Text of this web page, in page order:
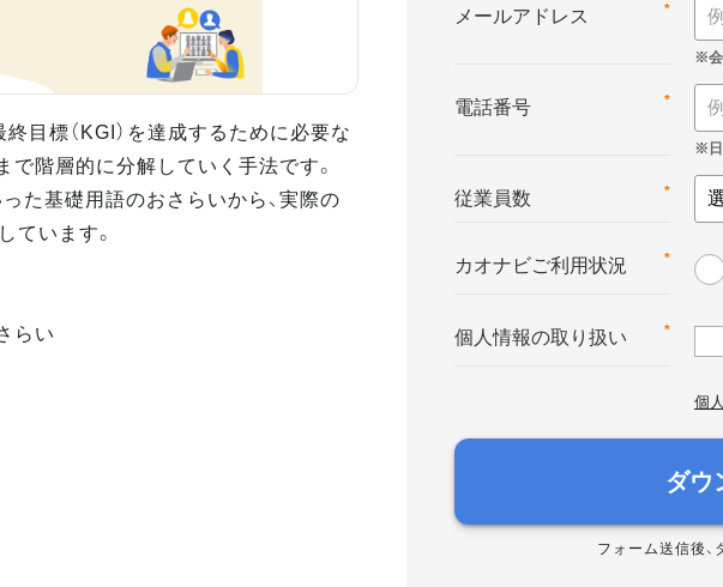
目標（KGI）を達成するために必要な
で階層的に分解していく手法です。
た基礎用語のおさらいから、実際の
ています。
らい
*
メールアドレス
*
電話番号
*
従業員数
*
カオナビご利用状況
*
個人情報の取り扱い
個
ダウ
フォーム送信後